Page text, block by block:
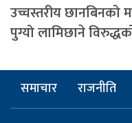
उच्चस्तरीय छानबिनको
पुग्यो लामिछाने
समाचार राजनीति